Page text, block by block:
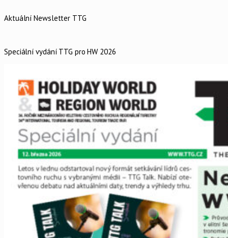
Aktuální Newsletter TTG
Speciální vydání TTG pro HW 2026